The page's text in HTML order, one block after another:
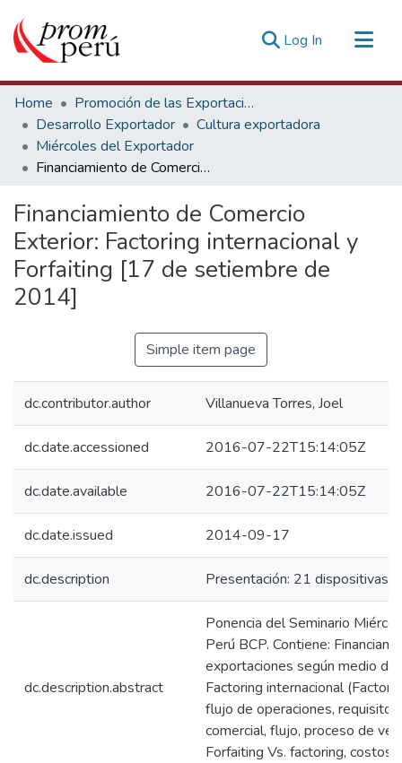
Log In (current)
Communities & Collections
All of DSpace
Statistics
Estadísticas Externas
Home
Promoción de las Exportaciones
Desarrollo Exportador
Cultura exportadora
Miércoles del Exportador
Financiamiento de Comercio Exterior: Factoring internacional y Forfaiting [17 de setiembre de 2014]
Financiamiento de Comercio
Exterior: Factoring internacional y
Forfaiting [17 de setiembre de
2014]
Simple item page
dc.contributor.author Villanueva Torres, Joel
dc.date.accessioned 2016-07-22T15:14:05Z
dc.date.available 2016-07-22T15:14:05Z
dc.date.issued 2014-09-17
dc.description Presentación: 21 dispositivas.
dc.description.abstract
Ponencia del Seminario
Perú BCP. Contiene:
exportaciones según medio
Factoring internacional
flujo de operaciones,
comercial, flujo, proceso de
Forfaiting Vs. factoring, costos